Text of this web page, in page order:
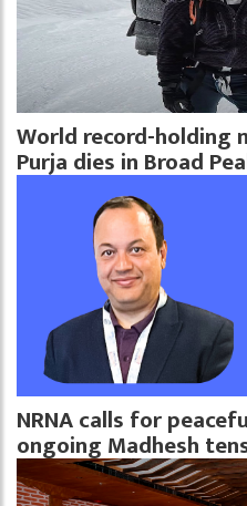
World record-holding
Purja dies in Broad
NRNA calls for
ongoing Madhesh